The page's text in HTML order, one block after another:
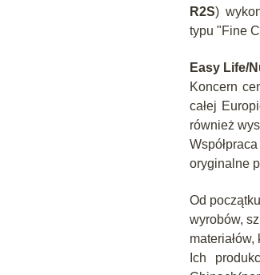
R2S)
typu "Fine
Easy Life/
Koncern
całej
również
oryginalne
Od
wyrobów,
Ich